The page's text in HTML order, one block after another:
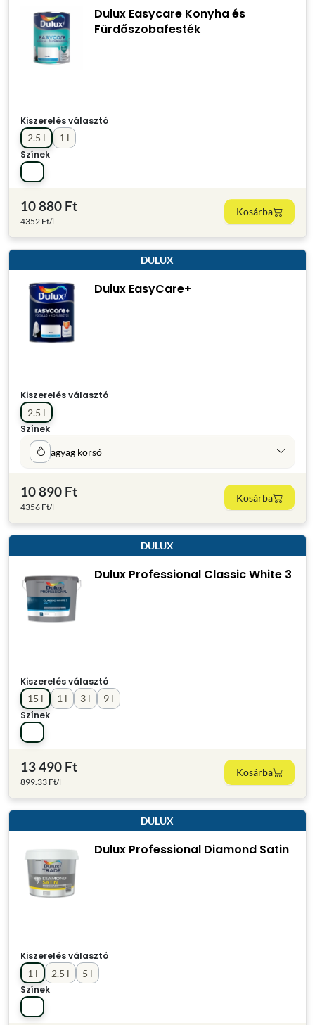
Dulux Easycare Konyha és
Fürdőszobafesték
Kiszerelés választó
1 l
2.5 l
Színek
10 880 Ft
4352 Ft/l
Kosárba
DULUX
Dulux EasyCare+
Kiszerelés választó
2.5 l
Színek
agyag korsó
10 890 Ft
4356 Ft/l
Kosárba
DULUX
Dulux Professional Classic White 3
Kiszerelés választó
1 l
3 l 9 l
15 l
Színek
13 490 Ft
899.33 Ft/l
Kosárba
DULUX
Dulux Professional Diamond Satin
Kiszerelés választó
1 l
2.5 l
5 l
Színek